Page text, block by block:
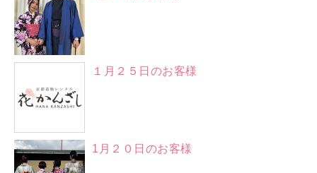
１月２５日のお客様
1月２０日のお客様